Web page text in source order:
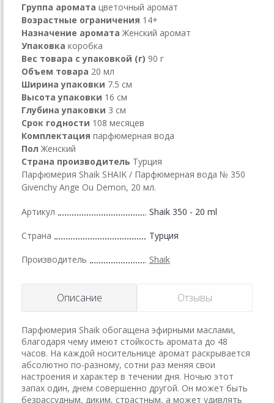
Группа аромата цветочный аромат
Возрастные ограничения 14+
Назначение аромата Женский аромат
Упаковка коробка
Вес товара с упаковкой (г) 90 г
Объем товара 20 мл
Ширина упаковки 7.5 см
Высота упаковки 16 см
Глубина упаковки 3 см
Срок годности 108 месяцев
Комплектация парфюмерная вода
Пол Женский
Страна производитель Турция
Парфюмерия Shaik SHAIK / Парфюмерная вода № 350
Givenchy Ange Ou Demon, 20 мл.
Артикул Shaik 350 - 20 ml
Страна Турция
Производитель Shaik
Описание Отзывы
Парфюмерия Shaik обогащена эфирными маслами,
благодаря чему имеют стойкость аромата до 48
часов. На каждой носительнице аромат раскрывается
абсолютно по-разному, сотни раз меняя свои
настроения и характер в течении дня. Ночью этот
запах один, днем совершенно другой. Он может быть
безрассудным, диким, страстным, а может удивлять